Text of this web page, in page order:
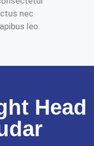
nec
leo.
Head